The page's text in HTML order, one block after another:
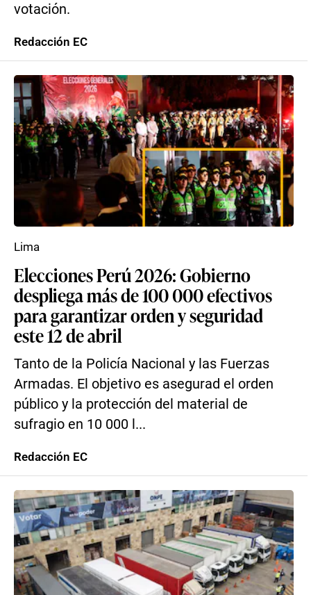
votación.
Redacción EC
Elecciones Perú 2026: Gobierno
despliega más de 100 000 efectivos
para garantizar orden y seguridad
este 12 de abril
Tanto de la Policía Nacional y las Fuerzas
Armadas. El objetivo es asegurad el orden
público y la protección del material de
sufragio en 10 000 l...
Lima
Redacción EC